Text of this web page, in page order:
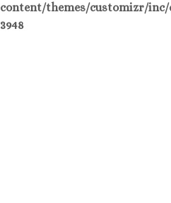
content/themes/customizr/
3948